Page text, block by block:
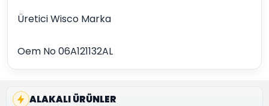
Üretici Wisco Marka
Oem No 06A121132AL
ALAKALI ÜRÜNLER